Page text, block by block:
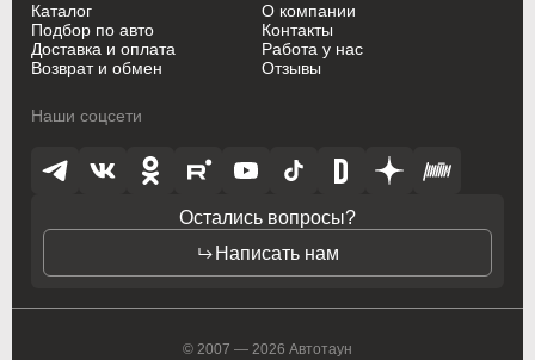
Каталог
Подбор по авто
Доставка и оплата
Возврат и обмен
О компании
Контакты
Работа у нас
Отзывы
Наши соцсети
Остались вопросы?
Написать нам
© 2007 — 2026 Автотаун
Toyota
Volkswagen
Toyota
Volkswagen